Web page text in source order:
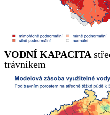
VODNÍ KAPACITA
trávníkem